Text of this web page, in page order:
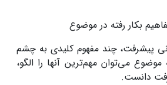
بکار رفته در موضوع
پیشرفت، چند مفهوم کلیدی به چشم
می‌توان مهم‌ترین آنها را الگو،
دانست.